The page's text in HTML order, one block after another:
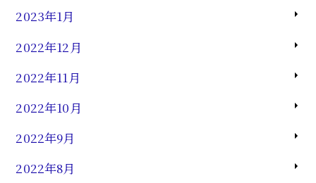
2023年1月
2022年12月
2022年11月
2022年10月
2022年9月
2022年8月